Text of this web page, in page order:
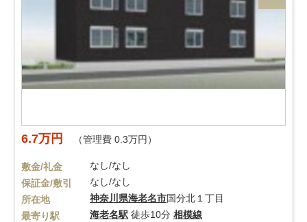
6.7万円 （管理費 0.3万円）
敷金/礼金
なし/なし
保証金/敷引
なし/なし
所在地
神奈川県海老名市国分北１丁目
最寄り駅
海老名駅 徒歩10分 相模線